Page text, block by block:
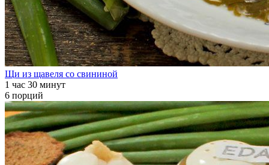
Щи из щавеля со свининой
1 час 30 минут
6 порций